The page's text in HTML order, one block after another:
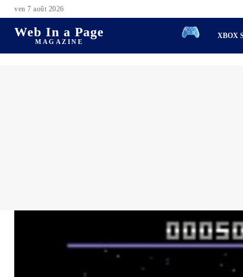
ven 7 août 2026
Web In a Page
MAGAZINE
XBOX